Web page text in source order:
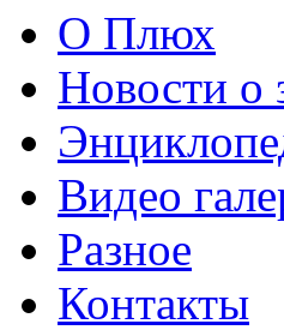
О Плюх
Новости о
Видео
Разное
Контакты